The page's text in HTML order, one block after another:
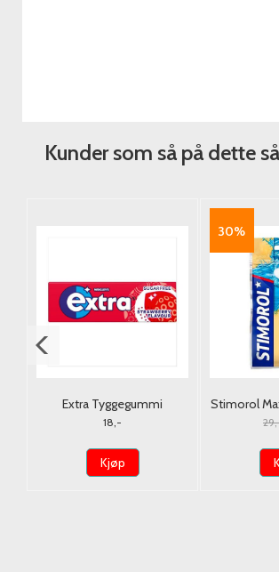
Kunder som så på dette
Extra Tyggegummi
Strawberry 14g.
18,-
Kjøp
30%
Stimorol
Mint